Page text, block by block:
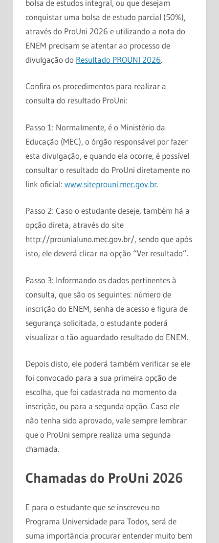
bolsa de estudos integral, ou que desejam
conquistar uma bolsa de estudo parcial (50%),
através do ProUni 2026 e utilizando a nota do
ENEM precisam se atentar ao processo de
divulgação do Resultado PROUNI 2026.
Confira os procedimentos para realizar a
consulta do resultado ProUni:
Passo 1: Normalmente, é o Ministério da
Educação (MEC), o órgão responsável por fazer
esta divulgação, e quando ela ocorre, é possível
consultar o resultado do ProUni diretamente no
link oficial: www.siteprouni.mec.gov.br.
Passo 2: Caso o estudante deseje, também há a
opção direta, através do site
http://prounialuno.mec.gov.br/, sendo que após
isto, ele deverá clicar na opção “Ver resultado”.
Passo 3: Informando os dados pertinentes à
consulta, que são os seguintes: número de
inscrição do ENEM, senha de acesso e figura de
segurança solicitada, o estudante poderá
visualizar o tão aguardado resultado do ENEM.
Depois disto, ele poderá também verificar se ele
foi convocado para a sua primeira opção de
escolha, que foi cadastrada no momento da
inscrição, ou para a segunda opção. Caso ele
não tenha sido aprovado, vale sempre lembrar
que o ProUni sempre realiza uma segunda
chamada.
Chamadas do ProUni 2026
E para o estudante que se inscreveu no
Programa Universidade para Todos, será de
suma importância procurar entender muito bem